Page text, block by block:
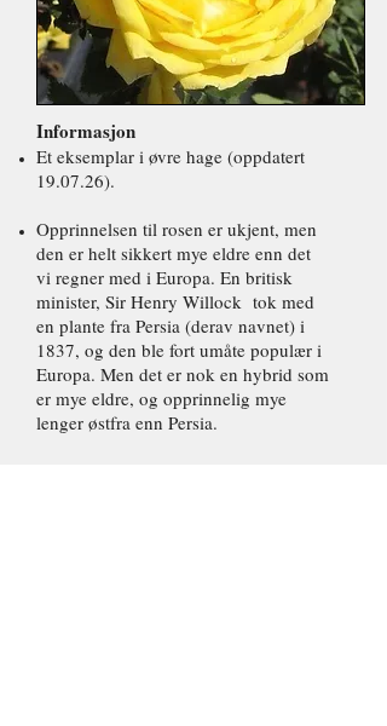
Informasjon
Et eksemplar i øvre hage (oppdatert
19.07.26).
Opprinnelsen til rosen er ukjent, men
den er helt sikkert mye eldre enn det
vi regner med i Europa. En britisk
minister, Sir Henry Willock tok med
en plante fra Persia (derav navnet) i
1837, og den ble fort umåte populær i
Europa. Men det er nok en hybrid som
er mye eldre, og opprinnelig mye
lenger østfra enn Persia.